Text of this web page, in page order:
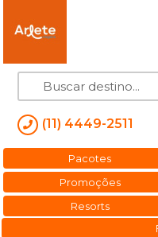
(11) 4449-2511
Pacotes
Promoções
Resorts